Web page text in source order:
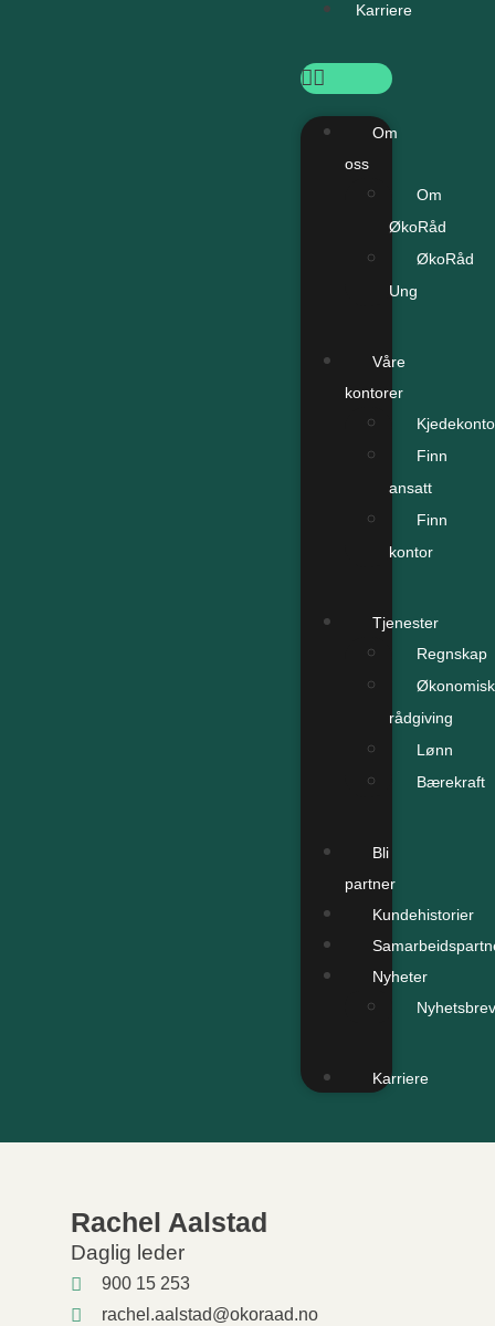
Karriere
Om
oss
Om
ØkoRåd
ØkoRåd
Ung
Våre
kontorer
Finn
ansatt
Finn
kontor
Tjenester
Regnskap
Økonomisk
rådgiving
Lønn
Bærekraft
Bli
partner
Kundehistorier
Nyheter
Nyhetsbrev
Karriere
Rachel Aalstad
Daglig leder
900 15 253
rachel.aalstad@okoraad.no